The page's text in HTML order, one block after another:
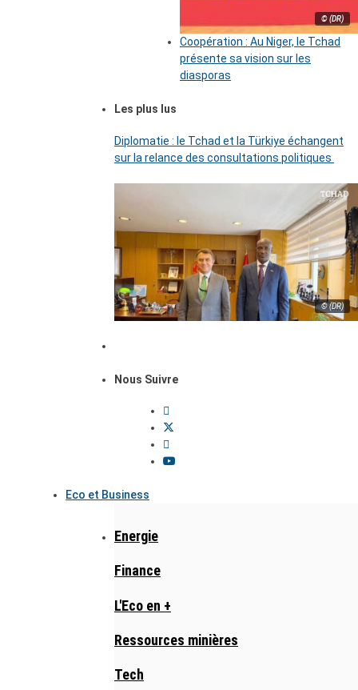
© (DR)
Coopération : Au Niger, le Tchad
présente sa vision sur les
diasporas
Les plus lus
Diplomatie : le Tchad et la Türkiye échangent
sur la relance des consultations politiques
© (DR)
Nous Suivre
Eco et Business
Energie
Finance
L'Eco en +
Ressources minières
Tech